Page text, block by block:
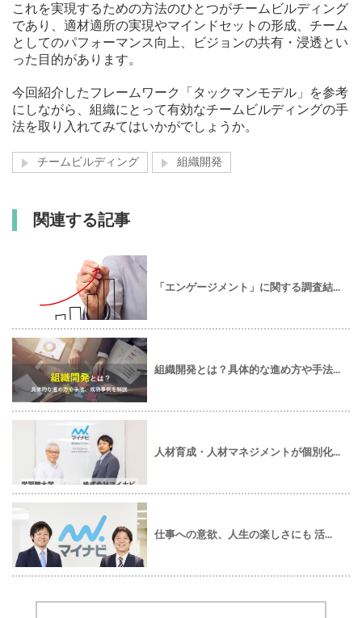
これを実現するための方法のひとつがチームビルディング
であり、適材適所の実現やマインドセットの形成、チーム
としてのパフォーマンス向上、ビジョンの共有・浸透とい
った目的があります。
今回紹介したフレームワーク「タックマンモデル」を参考
にしながら、組織にとって有効なチームビルディングの手
法を取り入れてみてはいかがでしょうか。
チームビルディング 組織開発
関連する記事
「エンゲージメント」に関する調査結...
組織開発とは？具体的な進め方や手法...
人材育成・人材マネジメントが個別化...
仕事への意欲、人生の楽しさにも 活...